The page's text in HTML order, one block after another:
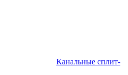
Канальные сплит-